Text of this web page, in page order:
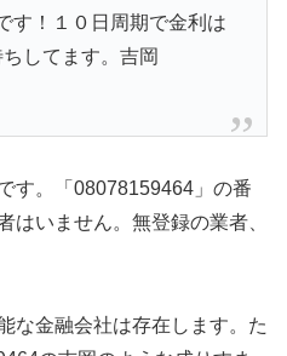
す！１０日周期で金利は
してます。吉岡
す。「08078159464」の番
はいません。無登録の業者、
な金融会社は存在します。た